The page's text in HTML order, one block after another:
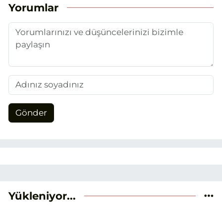
aktarmayı hedefliyorum.
Yorumlar
Gönder
Yükleniyor...